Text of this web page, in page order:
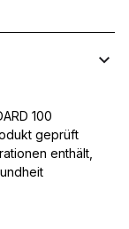
100
geprüft
enthält,